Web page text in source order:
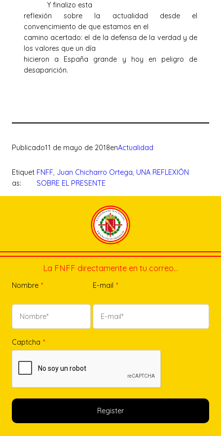
Y finalizo esta
reflexión sobre la actualidad desde el
convencimiento de que estamos en el
camino acertado: el de la defensa de la verdad y de
los valores que un día
hicieron a España grande y hoy en peligro de
desaparición.
Publicado11 de mayo de 2018enActualidad
Etiquet
as:
FNFF, Juan Chicharro Ortega, UNA REFLEXIÓN
SOBRE EL PRESENTE
La FNFF directamente en tu correo…
Nombre * E-mail *
Captcha *